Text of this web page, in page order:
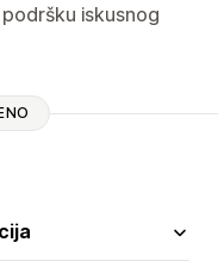
iskusnog